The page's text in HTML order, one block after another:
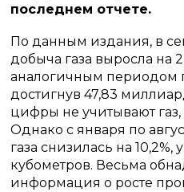
последнем отчете.
По данным издания, в
добыча газа выросла на
аналогичным периодом
достигнув 47,83
цифры не учитывают
Однако с января по
газа снизилась на
кубометров. Весьма
информация о росте